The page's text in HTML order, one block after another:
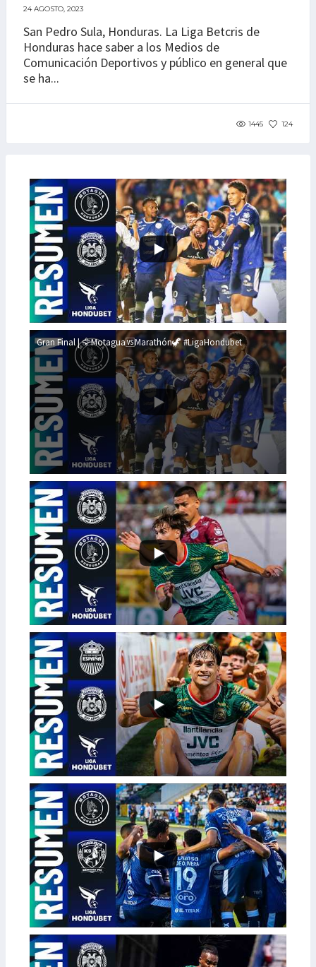
24 AGOSTO, 2023
San Pedro Sula, Honduras. La Liga Betcris de
Honduras hace saber a los Medios de
Comunicación Deportivos y público en general que
se ha...
1445 124
Gran Final | 🦅Motagua🆚Marathón🦖 #LigaHondubet